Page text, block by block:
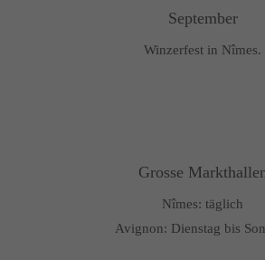
September
Winzerfest in Nîmes.
Grosse
Nîmes: täglich
Avignon: Dienstag bis